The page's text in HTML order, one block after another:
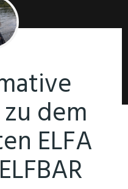
dem
ELFA